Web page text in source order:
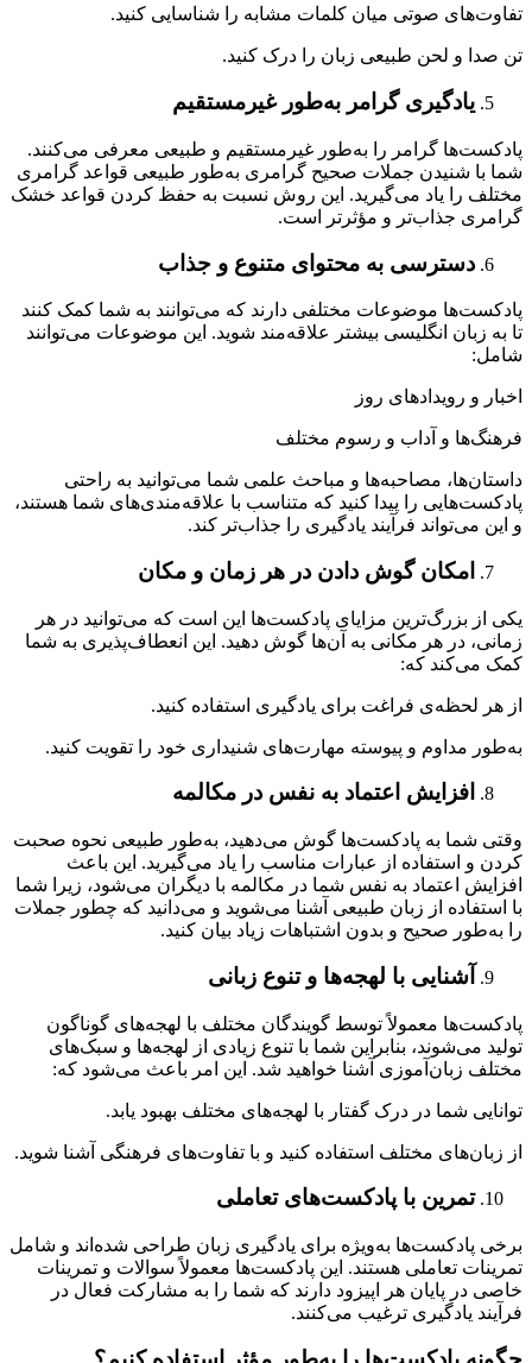
تفاوت‌های صوتی میان کلمات مشابه را شناسایی کنید.
تن صدا و لحن طبیعی زبان را درک کنید.
یادگیری گرامر به‌طور غیرمستقیم
پادکست‌ها گرامر را به‌طور غیرمستقیم و طبیعی معرفی می‌کنند.
شما با شنیدن جملات صحیح گرامری به‌طور طبیعی قواعد گرامری
مختلف را یاد می‌گیرید. این روش نسبت به حفظ کردن قواعد خشک
گرامری جذاب‌تر و مؤثرتر است.
دسترسی به محتوای متنوع و جذاب
پادکست‌ها موضوعات مختلفی دارند که می‌توانند به شما کمک کنند
تا به زبان انگلیسی بیشتر علاقه‌مند شوید. این موضوعات می‌توانند
شامل:
اخبار و رویدادهای روز
فرهنگ‌ها و آداب‌ و رسوم مختلف
داستان‌ها، مصاحبه‌ها و مباحث علمی شما می‌توانید به راحتی
پادکست‌هایی را پیدا کنید که متناسب با علاقه‌مندی‌های شما هستند،
و این می‌تواند فرآیند یادگیری را جذاب‌تر کند.
امکان گوش دادن در هر زمان و مکان
یکی از بزرگ‌ترین مزایای پادکست‌ها این است که می‌توانید در هر
زمانی، در هر مکانی به آن‌ها گوش دهید. این انعطاف‌پذیری به شما
کمک می‌کند که:
از هر لحظه‌ی فراغت برای یادگیری استفاده کنید.
به‌طور مداوم و پیوسته مهارت‌های شنیداری خود را تقویت کنید.
افزایش اعتماد به نفس در مکالمه
وقتی شما به پادکست‌ها گوش می‌دهید، به‌طور طبیعی نحوه صحبت
کردن و استفاده از عبارات مناسب را یاد می‌گیرید. این باعث
افزایش اعتماد به نفس شما در مکالمه با دیگران می‌شود، زیرا شما
با استفاده از زبان طبیعی آشنا می‌شوید و می‌دانید که چطور جملات
را به‌طور صحیح و بدون اشتباهات زیاد بیان کنید.
آشنایی با لهجه‌ها و تنوع زبانی
پادکست‌ها معمولاً توسط گویندگان مختلف با لهجه‌های گوناگون
تولید می‌شوند، بنابراین شما با تنوع زیادی از لهجه‌ها و سبک‌های
مختلف زبان‌آموزی آشنا خواهید شد. این امر باعث می‌شود که:
توانایی شما در درک گفتار با لهجه‌های مختلف بهبود یابد.
از زبان‌های مختلف استفاده کنید و با تفاوت‌های فرهنگی آشنا شوید.
تمرین با پادکست‌های تعاملی
برخی پادکست‌ها به‌ویژه برای یادگیری زبان طراحی شده‌اند و شامل
تمرینات تعاملی هستند. این پادکست‌ها معمولاً سوالات و تمرینات
خاصی در پایان هر اپیزود دارند که شما را به مشارکت فعال در
فرآیند یادگیری ترغیب می‌کنند.